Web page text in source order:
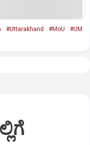
#Uttarakhand #MoU
#UM